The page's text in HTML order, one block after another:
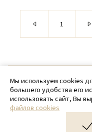
©
+ 7
Мы используем cookies
большего удобства его
использовать сайт, Вы
файлов cookies